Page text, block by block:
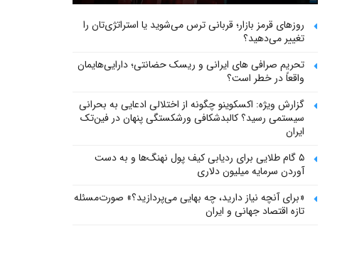
روزهای قرمز بازار؛ قربانی ترس می‌شوید یا استراتژی‌تان را
تغییر می‌دهید؟
تحریم صرافی های ایرانی و ریسک حضانتی؛ دارایی‌هایمان
واقعاً در خطر است؟
گزارش ویژه: اکسکوینو چگونه از اختلالی ادعایی به بحرانی
سیستمی رسید؟ کالبدشکافی ورشکستگی پنهان در فین‌تک
ایران
۵ گام طلایی برای ردیابی کیف پول‌ نهنگ‌ها و به دست
آوردن سرمایه میلیون دلاری
«برای آنچه نیاز دارید، چه بهایی می‌پردازید؟» صورت‌مسئله
تازه اقتصاد جهانی و ایران